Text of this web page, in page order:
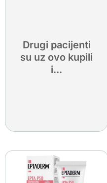
Drugi pacijenti
su uz ovo kupili
i...